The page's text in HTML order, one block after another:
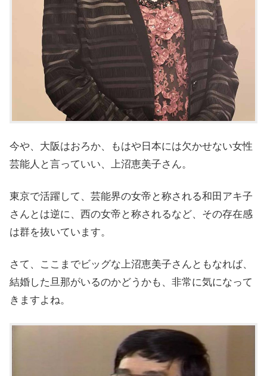
今や、大阪はおろか、もはや日本には欠かせない女性
芸能人と言っていい、上沼恵美子さん。
東京で活躍して、芸能界の女帝と称される和田アキ子
さんとは逆に、西の女帝と称されるなど、その存在感
は群を抜いています。
さて、ここまでビッグな上沼恵美子さんともなれば、
結婚した旦那がいるのかどうかも、非常に気になって
きますよね。